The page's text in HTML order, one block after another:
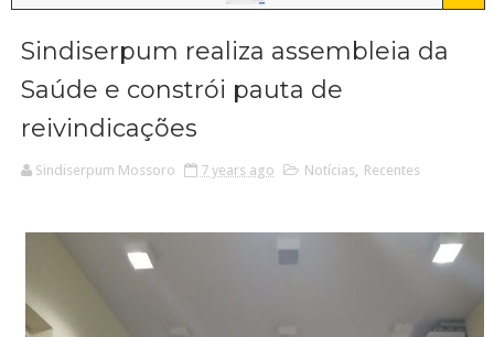
Sindiserpum realiza assembleia da
Saúde e constrói pauta de
reivindicações
Sindiserpum Mossoro 7 years ago Notícias, Recentes